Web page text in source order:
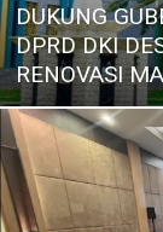
DUKUNG
DPRD DKI
RENOVASI